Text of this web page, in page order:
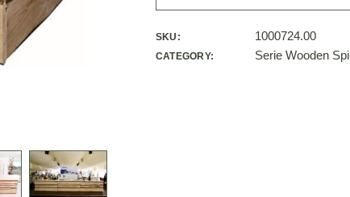
SKU: 1000724.00
CATEGORY: Serie Wooden